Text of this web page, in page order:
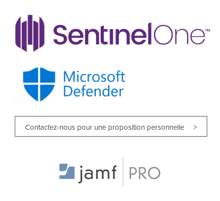
Contactez-nous pour une proposition personnelle >